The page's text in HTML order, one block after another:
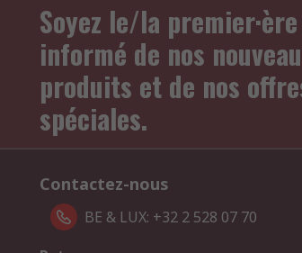
Soyez le/la
informé de nos
produits et de nos
spéciales.
Contactez-nous
BE & LUX: +32 2 528 07 70